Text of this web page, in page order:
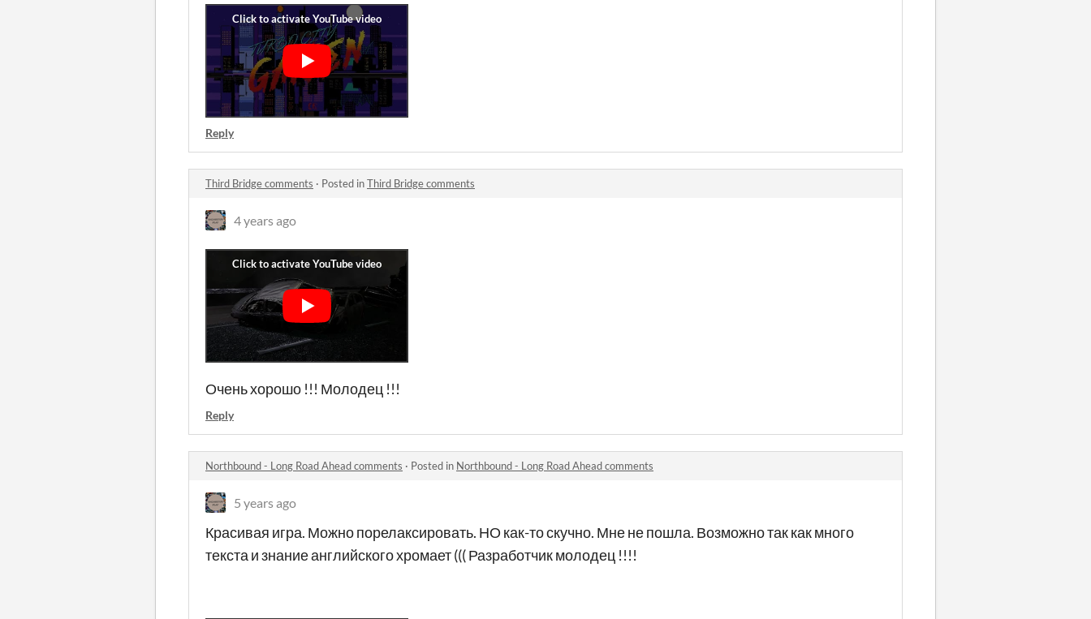
Reply
Third Bridge comments · Posted inThird Bridge comments
4 years ago
Очень хорошо !!! Молодец !!!
Reply
Northbound - Long Road Ahead comments · Posted in Northbound - Long Road Ahead comments
5 years ago
Красивая игра. Можно порелаксировать. НО как-то скучно. Мне не пошла. Возможно так как много
текста и знание английского хромает ((( Разработчик молодец !!!!